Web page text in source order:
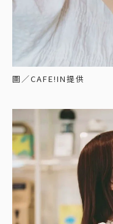
圖／CAFE!IN提供